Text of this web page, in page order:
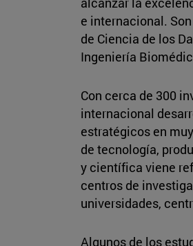
e internacional.
de Ciencia de los
Ingeniería
Con cerca de 300
internacional
estratégicos en
de tecnología,
y científica viene
centros de
universidades,
Algunos de los